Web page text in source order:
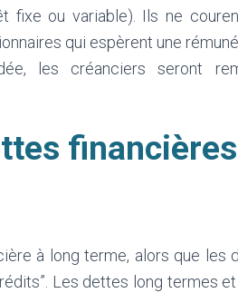
fixe ou variable). Ils ne
qui espèrent une
les créanciers seront
à long terme, alors que
Les dettes long termes